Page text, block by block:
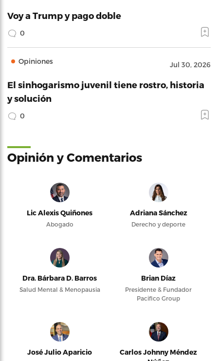
Voy a Trump y pago doble
0
Opiniones Jul 30, 2026
El sinhogarismo juvenil tiene rostro, historia
y solución
0
Opinión y Comentarios
Lic Alexis Quiñones
Abogado
Adriana Sánchez
Derecho y deporte
Dra. Bárbara D. Barros
Salud Mental & Menopausia
Brian Díaz
Presidente & Fundador
Pacifico Group
José Julio Aparicio
Carlos Johnny Méndez